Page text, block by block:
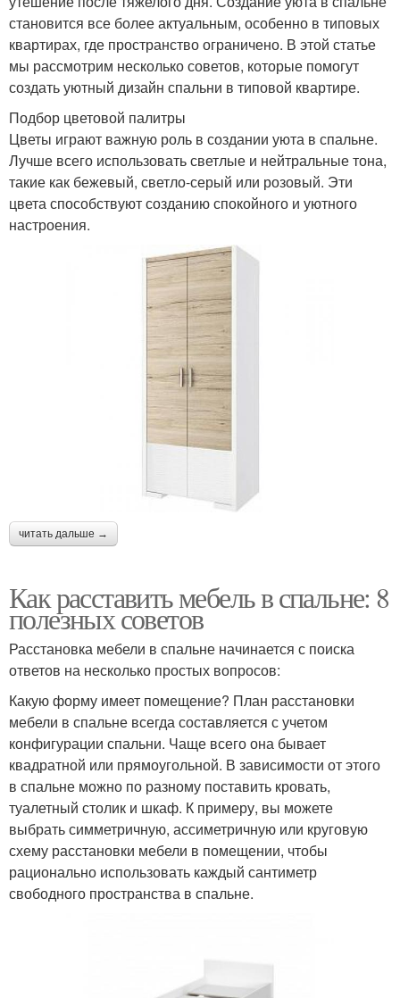
становится все более актуальным, особенно в типовых
квартирах, где пространство ограничено. В этой статье
мы рассмотрим несколько советов, которые помогут
создать уютный дизайн спальни в типовой квартире.
Подбор цветовой палитры
Цветы играют важную роль в создании уюта в спальне.
Лучше всего использовать светлые и нейтральные тона,
такие как бежевый, светло-серый или розовый. Эти
цвета способствуют созданию спокойного и уютного
настроения.
читать дальше →
Как расставить мебель в спальне: 8
полезных советов
Расстановка мебели в спальне начинается с поиска
ответов на несколько простых вопросов:
Какую форму имеет помещение? План расстановки
мебели в спальне всегда составляется с учетом
конфигурации спальни. Чаще всего она бывает
квадратной или прямоугольной. В зависимости от этого
в спальне можно по разному поставить кровать,
туалетный столик и шкаф. К примеру, вы можете
выбрать симметричную, ассиметричную или круговую
схему расстановки мебели в помещении, чтобы
рационально использовать каждый сантиметр
свободного пространства в спальне.